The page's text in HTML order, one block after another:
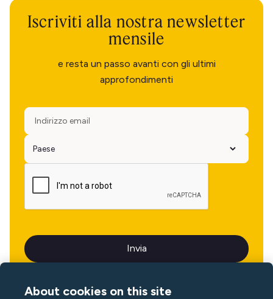
Iscriviti alla nostra newsletter
mensile
e resta un passo avanti con gli ultimi
approfondimenti
About cookies on this site